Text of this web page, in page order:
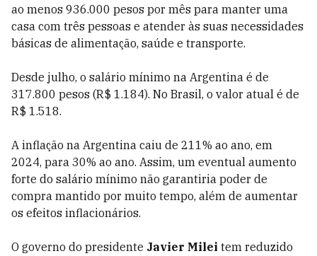
ao menos 936.000 pesos por mês para manter uma
casa com três pessoas e atender às suas necessidades
básicas de alimentação, saúde e transporte.
Desde julho, o salário mínimo na Argentina é de
317.800 pesos (R$ 1.184). No Brasil, o valor atual é de
R$ 1.518.
A inflação na Argentina caiu de 211% ao ano, em
2024, para 30% ao ano. Assim, um eventual aumento
forte do salário mínimo não garantiria poder de
compra mantido por muito tempo, além de aumentar
os efeitos inflacionários.
O governo do presidente Javier Milei tem reduzido